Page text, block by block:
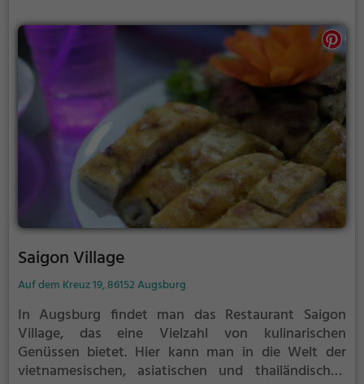
Saigon Village
Auf dem Kreuz 19, 86152 Augsburg
In Augsburg findet man das Restaurant Saigon
Village, das eine Vielzahl von kulinarischen
Genüssen bietet. Hier kann man in die Welt der
vietnamesischen, asiatischen und thailändischen